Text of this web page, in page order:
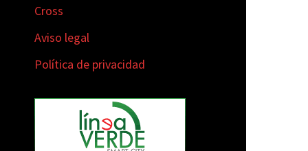
Cross
Aviso legal
Política de privacidad